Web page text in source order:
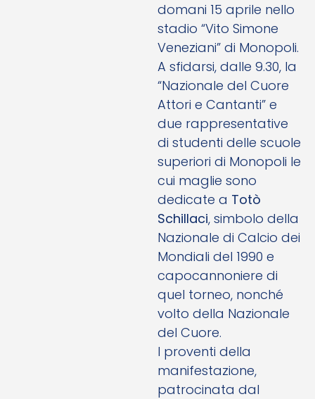
domani 15 aprile nello
stadio “Vito Simone
Veneziani” di Monopoli.
A sfidarsi, dalle 9.30, la
“Nazionale del Cuore
Attori e Cantanti” e
due rappresentative
di studenti delle scuole
superiori di Monopoli le
cui maglie sono
dedicate a Totò
Schillaci, simbolo della
Nazionale di Calcio dei
Mondiali del 1990 e
capocannoniere di
quel torneo, nonché
volto della Nazionale
del Cuore.
I proventi della
manifestazione,
patrocinata dal